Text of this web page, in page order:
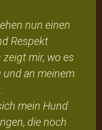
nun einen
Respekt
mir, wo es
an meinem
mein Hund
die noch